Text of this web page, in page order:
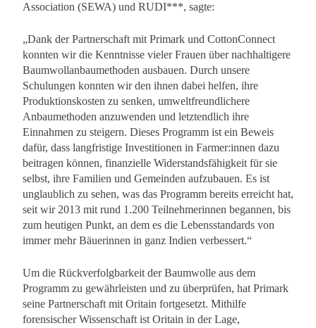
Association (SEWA) und RUDI***, sagte:
„Dank der Partnerschaft mit Primark und CottonConnect
konnten wir die Kenntnisse vieler Frauen über nachhaltigere
Baumwollanbaumethoden ausbauen. Durch unsere
Schulungen konnten wir den ihnen dabei helfen, ihre
Produktionskosten zu senken, umweltfreundlichere
Anbaumethoden anzuwenden und letztendlich ihre
Einnahmen zu steigern. Dieses Programm ist ein Beweis
dafür, dass langfristige Investitionen in Farmer:innen dazu
beitragen können, finanzielle Widerstandsfähigkeit für sie
selbst, ihre Familien und Gemeinden aufzubauen. Es ist
unglaublich zu sehen, was das Programm bereits erreicht hat,
seit wir 2013 mit rund 1.200 Teilnehmerinnen begannen, bis
zum heutigen Punkt, an dem es die Lebensstandards von
immer mehr Bäuerinnen in ganz Indien verbessert.“
Um die Rückverfolgbarkeit der Baumwolle aus dem
Programm zu gewährleisten und zu überprüfen, hat Primark
seine Partnerschaft mit Oritain fortgesetzt. Mithilfe
forensischer Wissenschaft ist Oritain in der Lage,